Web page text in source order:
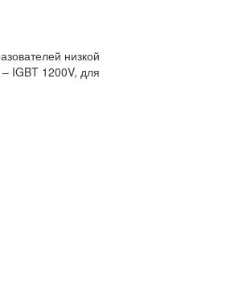
низкой
IGBT 1200V, для